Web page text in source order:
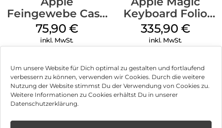
Um unsere Website für Dich optimal zu gestalten und fortlaufend
verbessern zu können, verwenden wir Cookies. Durch die weitere
Nutzung der Website stimmst Du der Verwendung von Cookies zu.
Weitere Informationen zu Cookies erhältst Du in unserer
Datenschutzerklärung.
Feingewebe Case
iPhone 15 Pro
MagSafe Schwarz
75,90 €
inkl. MwSt.
Keyboard Folio
iPad 10.9″ (10.Gen.)
Weiß
335,90 €
inkl. MwSt.
Impressum